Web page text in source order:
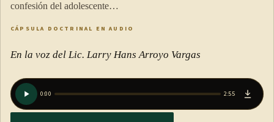
confesión del adolescente…
CÁPSULA DOCTRINAL EN AUDIO
En la voz del Lic. Larry Hans Arroyo Vargas
0:00 2:55